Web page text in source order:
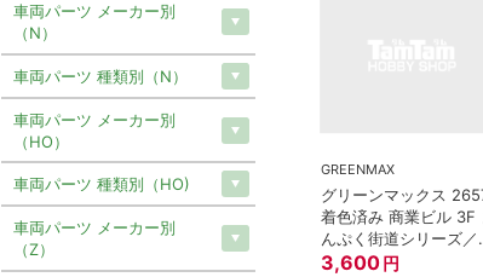
GREENMAX
グリーンマックス
着色済み 商業ビル 3F
んぷく街道シリーズ／
しざんまい
3,600 円
車両パーツ メーカー別
（N）
車両パーツ 種類別（N）
車両パーツ メーカー別
（HO）
車両パーツ 種類別（HO)
車両パーツ メーカー別
（Z）